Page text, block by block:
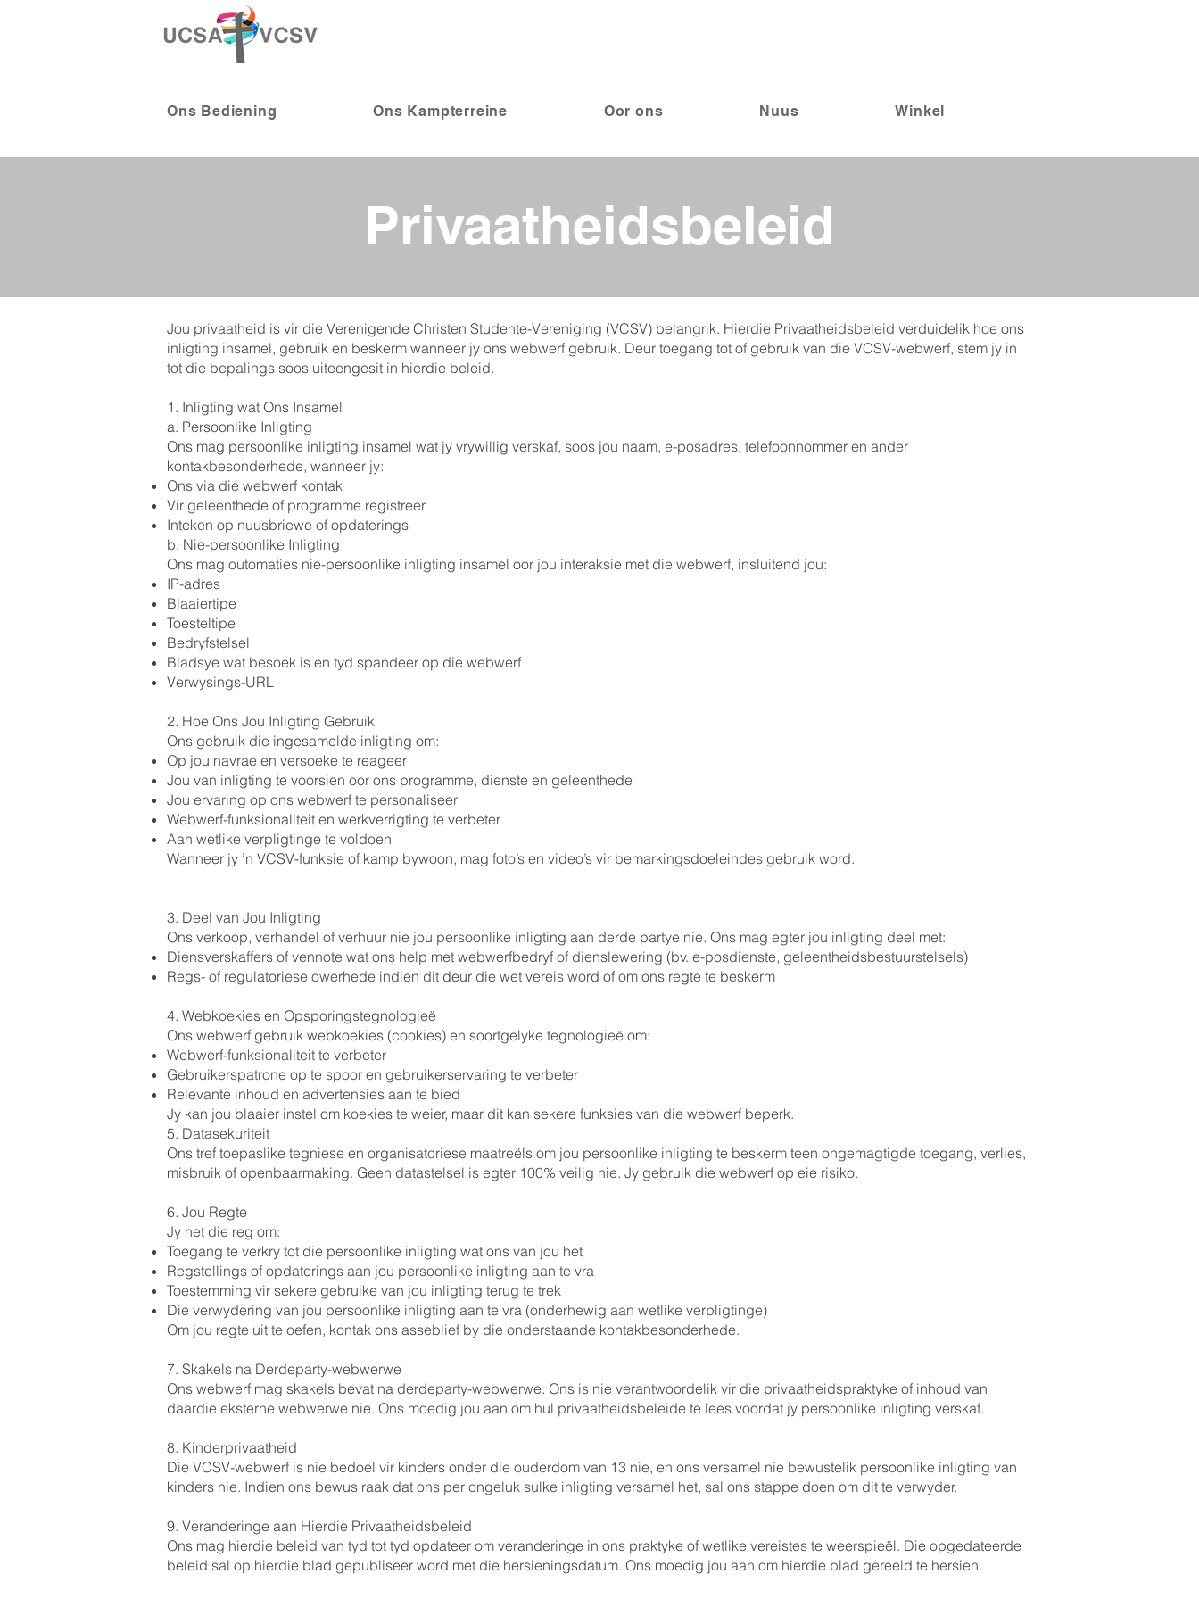
Ons Bediening Ons Kampterreine Oor ons Nuus Winkel
Privaatheidsbeleid
Jou privaatheid is vir die Verenigende Christen Studente-Vereniging (VCSV) belangrik. Hierdie Privaatheidsbeleid verduidelik hoe ons
inligting insamel, gebruik en beskerm wanneer jy ons webwerf gebruik. Deur toegang tot of gebruik van die VCSV-webwerf, stem jy in
tot die bepalings soos uiteengesit in hierdie beleid.
1. Inligting wat Ons Insamel
a. Persoonlike Inligting
Ons mag persoonlike inligting insamel wat jy vrywillig verskaf, soos jou naam, e-posadres, telefoonnommer en ander
kontakbesonderhede, wanneer jy:
Ons via die webwerf kontak
Vir geleenthede of programme registreer
Inteken op nuusbriewe of opdaterings
b. Nie-persoonlike Inligting
Ons mag outomaties nie-persoonlike inligting insamel oor jou interaksie met die webwerf, insluitend jou:
IP-adres
Blaaiertipe
Toesteltipe
Bedryfstelsel
Bladsye wat besoek is en tyd spandeer op die webwerf
Verwysings-URL
2. Hoe Ons Jou Inligting Gebruik
Ons gebruik die ingesamelde inligting om:
Op jou navrae en versoeke te reageer
Jou van inligting te voorsien oor ons programme, dienste en geleenthede
Jou ervaring op ons webwerf te personaliseer
Webwerf-funksionaliteit en werkverrigting te verbeter
Aan wetlike verpligtinge te voldoen
Wanneer jy ’n VCSV-funksie of kamp bywoon, mag foto’s en video’s vir bemarkingsdoeleindes gebruik word.
3. Deel van Jou Inligting
Ons verkoop, verhandel of verhuur nie jou persoonlike inligting aan derde partye nie. Ons mag egter jou inligting deel met:
Diensverskaffers of vennote wat ons help met webwerfbedryf of dienslewering (bv. e-posdienste, geleentheidsbestuurstelsels)
Regs- of regulatoriese owerhede indien dit deur die wet vereis word of om ons regte te beskerm
4. Webkoekies en Opsporingstegnologieë
Ons webwerf gebruik webkoekies (cookies) en soortgelyke tegnologieë om:
Webwerf-funksionaliteit te verbeter
Gebruikerspatrone op te spoor en gebruikerservaring te verbeter
Relevante inhoud en advertensies aan te bied
Jy kan jou blaaier instel om koekies te weier, maar dit kan sekere funksies van die webwerf beperk.
5. Datasekuriteit
Ons tref toepaslike tegniese en organisatoriese maatreëls om jou persoonlike inligting te beskerm teen ongemagtigde toegang, verlies,
misbruik of openbaarmaking. Geen datastelsel is egter 100% veilig nie. Jy gebruik die webwerf op eie risiko.
6. Jou Regte
Jy het die reg om:
Toegang te verkry tot die persoonlike inligting wat ons van jou het
Regstellings of opdaterings aan jou persoonlike inligting aan te vra
Toestemming vir sekere gebruike van jou inligting terug te trek
Die verwydering van jou persoonlike inligting aan te vra (onderhewig aan wetlike verpligtinge)
Om jou regte uit te oefen, kontak ons asseblief by die onderstaande kontakbesonderhede.
7. Skakels na Derdeparty-webwerwe
Ons webwerf mag skakels bevat na derdeparty-webwerwe. Ons is nie verantwoordelik vir die privaatheidspraktyke of inhoud van
daardie eksterne webwerwe nie. Ons moedig jou aan om hul privaatheidsbeleide te lees voordat jy persoonlike inligting verskaf.
8. Kinderprivaatheid
Die VCSV-webwerf is nie bedoel vir kinders onder die ouderdom van 13 nie, en ons versamel nie bewustelik persoonlike inligting van
kinders nie. Indien ons bewus raak dat ons per ongeluk sulke inligting versamel het, sal ons stappe doen om dit te verwyder.
9. Veranderinge aan Hierdie Privaatheidsbeleid
Ons mag hierdie beleid van tyd tot tyd opdateer om veranderinge in ons praktyke of wetlike vereistes te weerspieël. Die opgedateerde
beleid sal op hierdie blad gepubliseer word met die hersieningsdatum. Ons moedig jou aan om hierdie blad gereeld te hersien.